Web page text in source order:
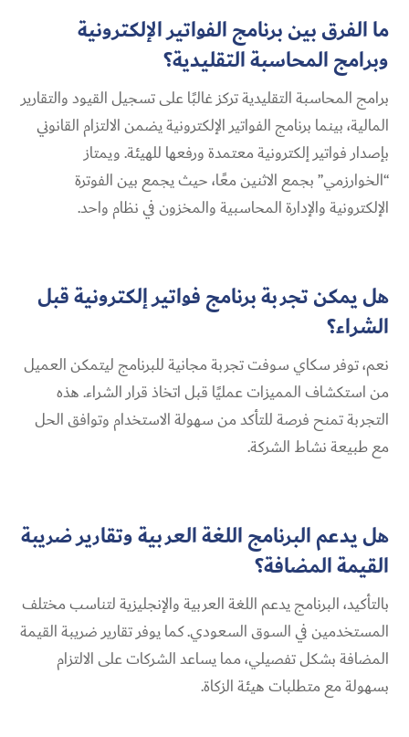
ما الفرق بين برنامج الفواتير الإلكترونية
وبرامج المحاسبة التقليدية؟
برامج المحاسبة التقليدية تركز غالبًا على تسجيل القيود والتقارير
المالية، بينما برنامج الفواتير الإلكترونية يضمن الالتزام القانوني
بإصدار فواتير إلكترونية معتمدة ورفعها للهيئة. ويمتاز
“الخوارزمي” بجمع الاثنين معًا، حيث يجمع بين الفوترة
الإلكترونية والإدارة المحاسبية والمخزون في نظام واحد.
هل يمكن تجربة برنامج فواتير إلكترونية قبل
الشراء؟
نعم، توفر سكاي سوفت تجربة مجانية للبرنامج ليتمكن العميل
من استكشاف المميزات عمليًا قبل اتخاذ قرار الشراء. هذه
التجربة تمنح فرصة للتأكد من سهولة الاستخدام وتوافق الحل
مع طبيعة نشاط الشركة.
هل يدعم البرنامج اللغة العربية وتقارير ضريبة
القيمة المضافة؟
بالتأكيد، البرنامج يدعم اللغة العربية والإنجليزية لتناسب مختلف
المستخدمين في السوق السعودي. كما يوفر تقارير ضريبة القيمة
المضافة بشكل تفصيلي، مما يساعد الشركات على الالتزام
بسهولة مع متطلبات هيئة الزكاة.